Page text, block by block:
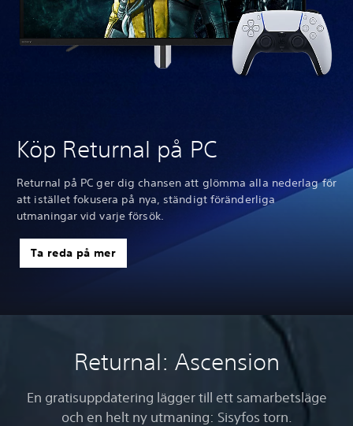
Köp Returnal på PC
Returnal på PC ger dig chansen att glömma alla nederlag för
att istället fokusera på nya, ständigt föränderliga
utmaningar vid varje försök.
Ta reda på mer
Returnal: Ascension
En gratisuppdatering lägger till ett samarbetsläge
och en helt ny utmaning: Sisyfos torn.